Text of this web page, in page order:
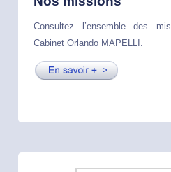
Consultez l’ensemble des
Cabinet Orlando MAPELLI.